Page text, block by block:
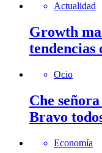
Actualidad
Growth
tendencias
Ocio
Che
Bravo
Economía